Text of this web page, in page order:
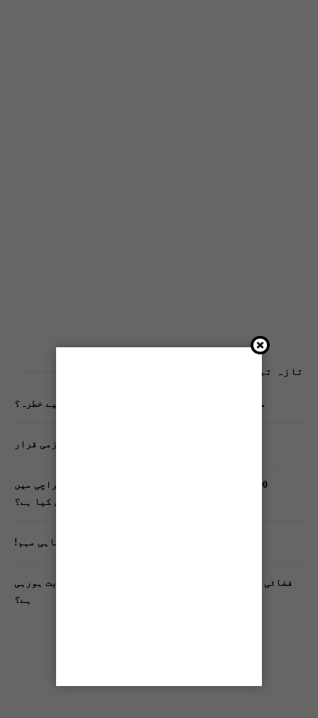
تازہ ترین پوسٹس
سوشل میڈیا پر وکڑی پوسٹ ڈیجیٹل شناخت کیلیے خطرہ؟
سندھ میں گاڑیوں کی انشورنس لازمی قرار
400 شہریوں کیلئے ایک پولیس اہلکار لازمی، کراچی میں
صورتحال کیا ہے؟
تنظیم اسلامی کے زیرِ اہتمام ملک گیر آگاہی مہم!
فضائی آلودگی انسانی دماغ کیلیے کیسے خطرناک ثابت ہورہی
ہے؟